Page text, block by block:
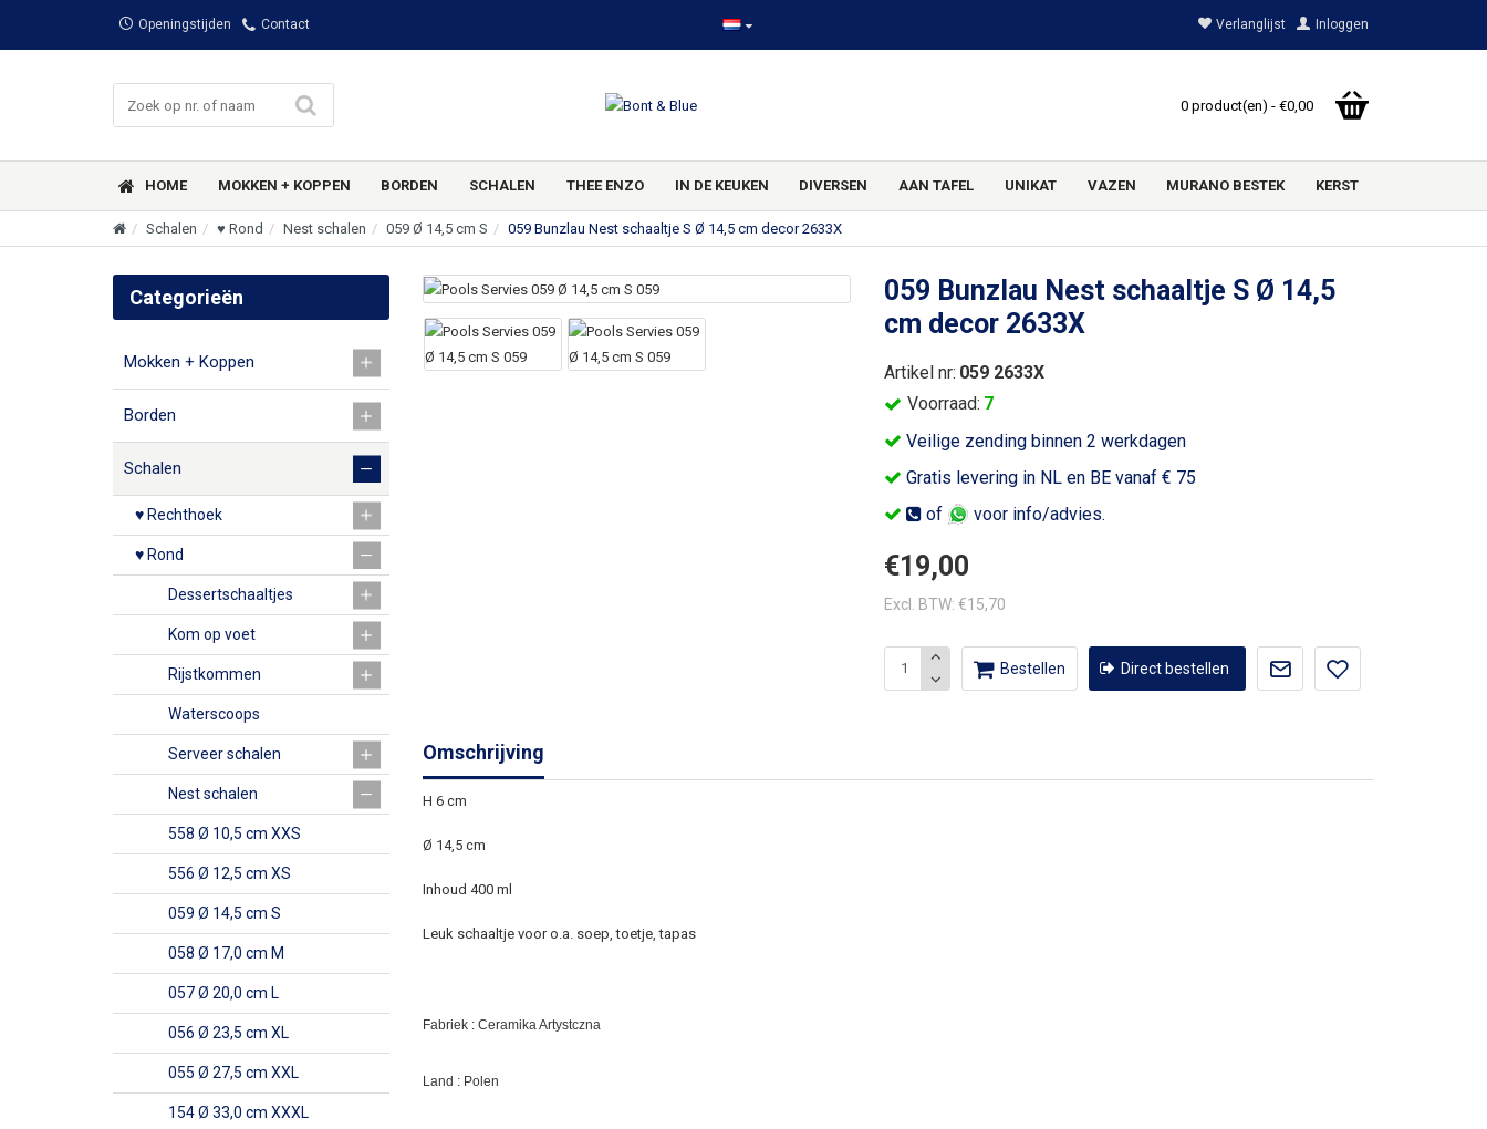
Openingstijden Contact Verlanglijst Inloggen
0 product(en) - €0,00
HOME MOKKEN + KOPPEN BORDEN SCHALEN THEE ENZO IN DE KEUKEN DIVERSEN AAN TAFEL UNIKAT VAZEN MURANO BESTEK KERST
Schalen ♥ Rond Nest schalen 059 Ø 14,5 cm S 059 Bunzlau Nest schaaltje S Ø 14,5 cm decor 2633X
Categorieën
Mokken + Koppen
Borden
Schalen
♥ Rechthoek
♥ Rond
Dessertschaaltjes
Kom op voet
Rijstkommen
Waterscoops
Serveer schalen
Nest schalen
558 Ø 10,5 cm XXS
556 Ø 12,5 cm XS
059 Ø 14,5 cm S
058 Ø 17,0 cm M
057 Ø 20,0 cm L
056 Ø 23,5 cm XL
055 Ø 27,5 cm XXL
154 Ø 33,0 cm XXXL
059 Bunzlau Nest schaaltje S Ø 14,5
cm decor 2633X
Veilige zending binnen 2 werkdagen
Gratis levering in NL en BE vanaf € 75
of
voor info/advies.
Voorraad: 7
Artikel nr: 059 2633X
€19,00
Excl. BTW: €15,70
Bestellen Direct bestellen
Omschrijving
H 6 cm
Ø 14,5 cm
Inhoud 400 ml
Leuk schaaltje voor o.a. soep, toetje, tapas
Fabriek : Ceramika Artystczna
Land : Polen